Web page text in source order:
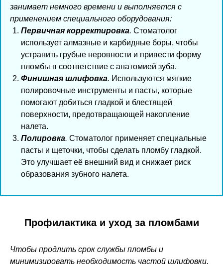
занимает немного времени и выполняется с
применением специального оборудования:
Первичная корректировка. Стоматолог
использует алмазные и карбидные боры, чтобы
устранить грубые неровности и привести форму
пломбы в соответствие с анатомией зуба.
Финишная шлифовка. Используются мягкие
полировочные инструменты и пасты, которые
помогают добиться гладкой и блестящей
поверхности, предотвращающей накопление
налета.
Полировка. Стоматолог применяет специальные
пасты и щеточки, чтобы сделать пломбу гладкой.
Это улучшает её внешний вид и снижает риск
образования зубного налета.
Профилактика и уход за пломбами
Чтобы продлить срок службы пломбы и
минимизировать необходимость частой шлифовки,